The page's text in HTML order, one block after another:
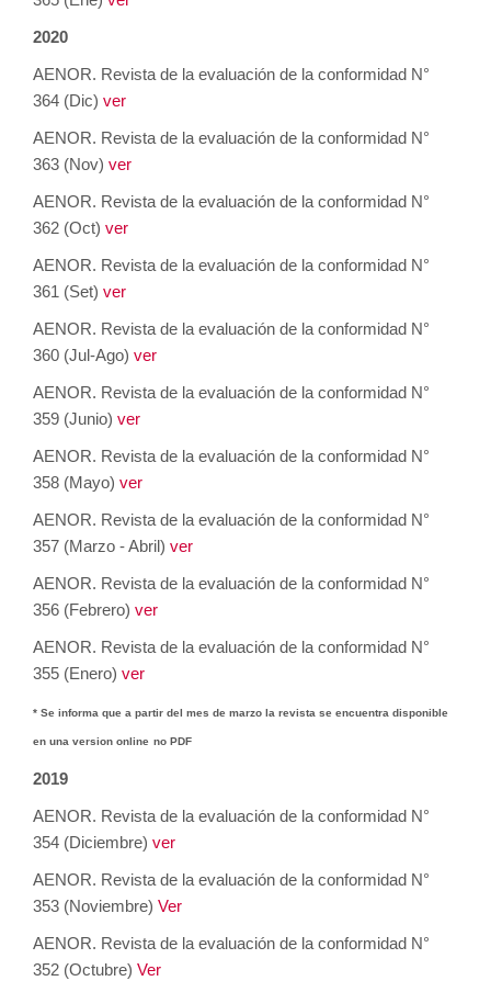
2020
AENOR. Revista de la evaluación de la conformidad N°
364 (Dic) ver
AENOR. Revista de la evaluación de la conformidad N°
363 (Nov) ver
AENOR. Revista de la evaluación de la conformidad N°
362 (Oct) ver
AENOR. Revista de la evaluación de la conformidad N°
361 (Set) ver
AENOR. Revista de la evaluación de la conformidad N°
360 (Jul-Ago) ver
AENOR. Revista de la evaluación de la conformidad N°
359 (Junio) ver
AENOR. Revista de la evaluación de la conformidad N°
358 (Mayo) ver
AENOR. Revista de la evaluación de la conformidad N°
357 (Marzo - Abril) ver
AENOR. Revista de la evaluación de la conformidad N°
356 (Febrero) ver
AENOR. Revista de la evaluación de la conformidad N°
355 (Enero) ver
* Se informa que a partir del mes de marzo la revista se encuentra disponible
en una version online no PDF
2019
AENOR. Revista de la evaluación de la conformidad N°
354 (Diciembre) ver
AENOR. Revista de la evaluación de la conformidad N°
353 (Noviembre) Ver
AENOR. Revista de la evaluación de la conformidad N°
352 (Octubre) Ver